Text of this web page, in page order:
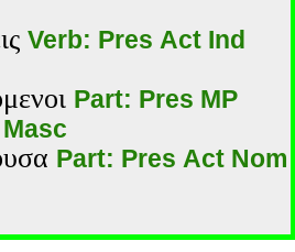
Verb: Pres Act Ind
Part: Pres MP
Part: Pres Act Nom